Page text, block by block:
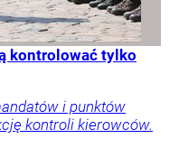
kontrolować tylko
i punktów
kontroli kierowców.